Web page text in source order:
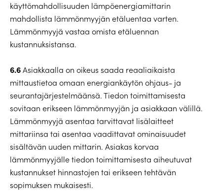
käyttömahdollisuuden lämpöenergiamittarin
mahdollista lämmönmyyjän etäluentaa varten.
Lämmönmyyjä vastaa omista etäluennan
kustannuksistansa.
6.6Asiakkaalla on oikeus saada reaaliaikaista
mittaustietoa omaan energiankäytön ohjaus- ja
seurantajärjestelmäänsä. Tiedon toimittamisesta
sovitaan erikseen lämmönmyyjän ja asiakkaan välillä.
Lämmönmyyjä asentaa tarvittavat lisälaitteet
mittariinsa tai asentaa vaadittavat ominaisuudet
sisältävän uuden mittarin. Asiakas korvaa
lämmönmyyjälle tiedon toimittamisesta aiheutuvat
kustannukset hinnastojen tai erikseen tehtävän
sopimuksen mukaisesti.